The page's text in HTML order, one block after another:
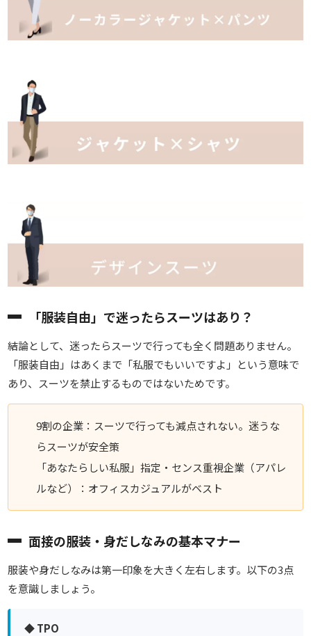
「服装自由」で迷ったらスーツはあり？
結論として、迷ったらスーツで行っても全く問題ありません。
「服装自由」はあくまで「私服でもいいですよ」という意味で
あり、スーツを禁止するものではないためです。
9割の企業：スーツで行っても減点されない。迷うな
らスーツが安全策
「あなたらしい私服」指定・センス重視企業（アパレ
ルなど）：オフィスカジュアルがベスト
面接の服装・身だしなみの基本マナー
服装や身だしなみは第一印象を大きく左右します。以下の3点
を意識しましょう。
◆ TPO